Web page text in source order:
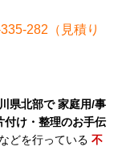
282（見積り
県北部で 家庭用/事
付け・整理のお手伝
などを行っている 不